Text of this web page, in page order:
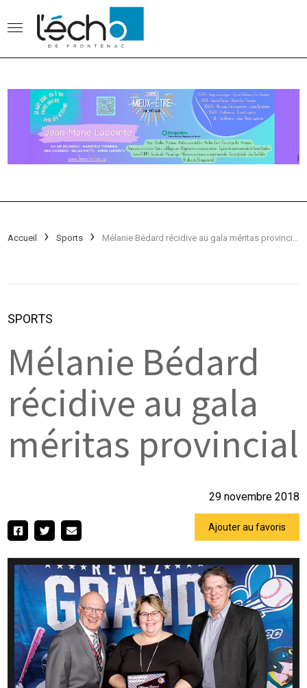
Accueil Sports
SPORTS
Mélanie Bédard
récidive au gala
méritas provincial
29 novembre 2018
Ajouter au favoris